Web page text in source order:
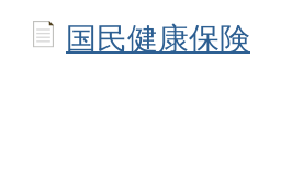
国民健康保険